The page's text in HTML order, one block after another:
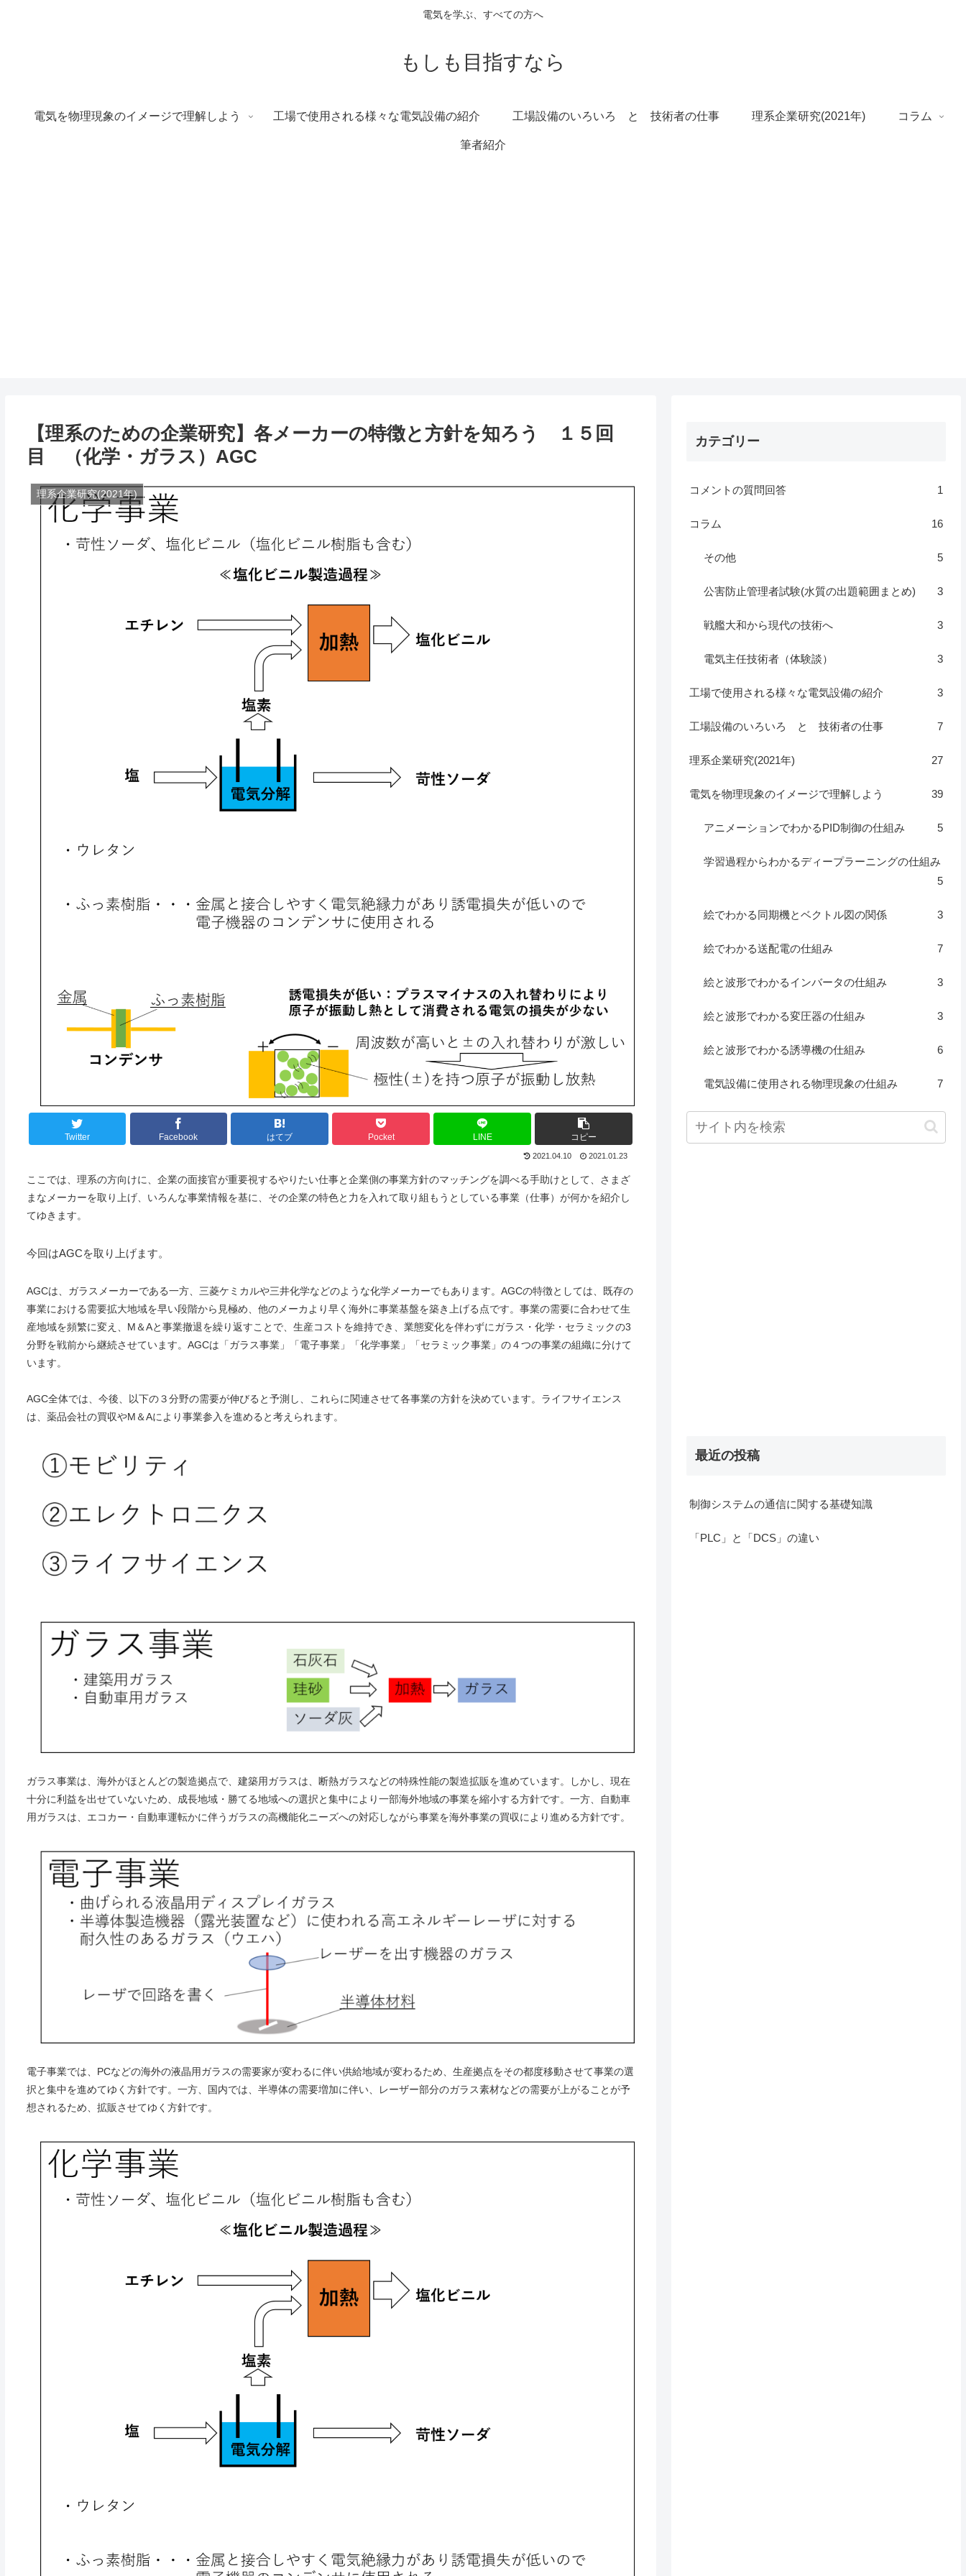
電気を学ぶ、すべての方へ
もしも目指すなら
電気を物理現象のイメージで理解しよう 工場で使用される様々な電気設備の紹介 工場設備のいろいろ と 技術者の仕事 理系企業研究(2021年) コラム
筆者紹介
【理系のための企業研究】各メーカーの特徴と方針を知ろう １５回
目 （化学・ガラス）AGC
理系企業研究(2021年)
Twitter Facebook はてブ Pocket LINE コピー
2021.04.10 2021.01.23
ここでは、理系の方向けに、企業の面接官が重要視するやりたい仕事と企業側の事業方針のマッチングを調べる手助けとして、さまざ
まなメーカーを取り上げ、いろんな事業情報を基に、その企業の特色と力を入れて取り組もうとしている事業（仕事）が何かを紹介し
てゆきます。
今回はAGCを取り上げます。
AGCは、ガラスメーカーである一方、三菱ケミカルや三井化学などのような化学メーカーでもあります。AGCの特徴としては、既存の
事業における需要拡大地域を早い段階から見極め、他のメーカより早く海外に事業基盤を築き上げる点です。事業の需要に合わせて生
産地域を頻繁に変え、M＆Aと事業撤退を繰り返すことで、生産コストを維持でき、業態変化を伴わずにガラス・化学・セラミックの3
分野を戦前から継続させています。AGCは「ガラス事業」「電子事業」「化学事業」「セラミック事業」の４つの事業の組織に分けて
います。
AGC全体では、今後、以下の３分野の需要が伸びると予測し、これらに関連させて各事業の方針を決めています。ライフサイエンス
は、薬品会社の買収やM＆Aにより事業参入を進めると考えられます。
ガラス事業は、海外がほとんどの製造拠点で、建築用ガラスは、断熱ガラスなどの特殊性能の製造拡販を進めています。しかし、現在
十分に利益を出せていないため、成長地域・勝てる地域への選択と集中により一部海外地域の事業を縮小する方針です。一方、自動車
用ガラスは、エコカー・自動車運転かに伴うガラスの高機能化ニーズへの対応しながら事業を海外事業の買収により進める方針です。
電子事業では、PCなどの海外の液晶用ガラスの需要家が変わるに伴い供給地域が変わるため、生産拠点をその都度移動させて事業の選
択と集中を進めてゆく方針です。一方、国内では、半導体の需要増加に伴い、レーザー部分のガラス素材などの需要が上がることが予
想されるため、拡販させてゆく方針です。
カテゴリー
コメントの質問回答 1
コラム 16
その他 5
公害防止管理者試験(水質の出題範囲まとめ) 3
戦艦大和から現代の技術へ 3
電気主任技術者（体験談） 3
工場で使用される様々な電気設備の紹介 3
工場設備のいろいろ と 技術者の仕事 7
理系企業研究(2021年) 27
電気を物理現象のイメージで理解しよう 39
アニメーションでわかるPID制御の仕組み 5
学習過程からわかるディープラーニングの仕組み
5
絵でわかる同期機とベクトル図の関係 3
絵でわかる送配電の仕組み 7
絵と波形でわかるインバータの仕組み 3
絵と波形でわかる変圧器の仕組み 3
絵と波形でわかる誘導機の仕組み 6
電気設備に使用される物理現象の仕組み 7
最近の投稿
制御システムの通信に関する基礎知識
「PLC」と「DCS」の違い